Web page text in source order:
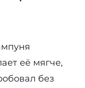
её мягче,
без